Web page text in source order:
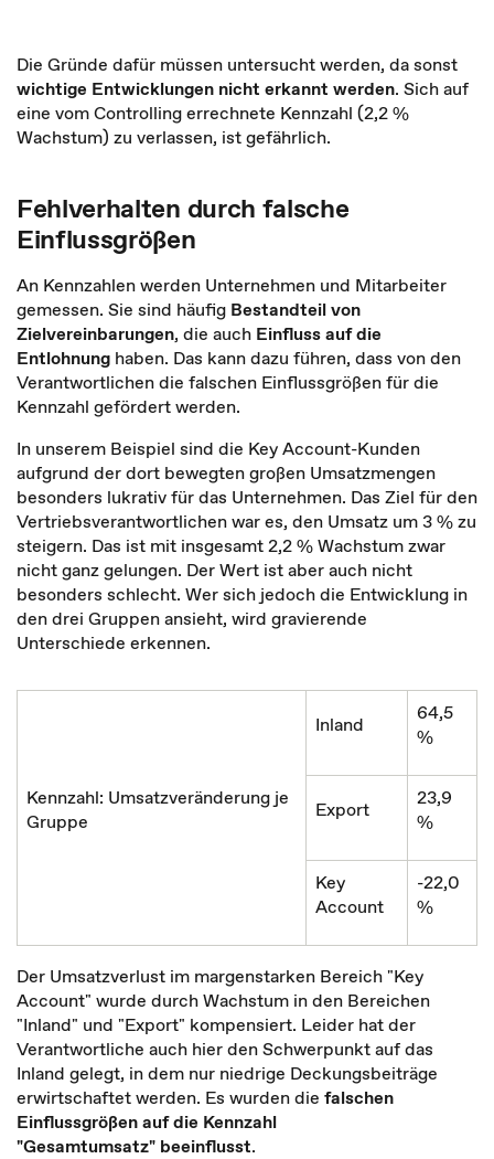
Die Gründe dafür müssen untersucht werden, da sonst
wichtige Entwicklungen nicht erkannt werden. Sich auf
eine vom Controlling errechnete Kennzahl (2,2 %
Wachstum) zu verlassen, ist gefährlich.
Fehlverhalten durch falsche
Einflussgrößen
An Kennzahlen werden Unternehmen und Mitarbeiter
gemessen. Sie sind häufig Bestandteil von
Zielvereinbarungen, die auch Einfluss auf die
Entlohnung haben. Das kann dazu führen, dass von den
Verantwortlichen die falschen Einflussgrößen für die
Kennzahl gefördert werden.
In unserem Beispiel sind die Key Account-Kunden
aufgrund der dort bewegten großen Umsatzmengen
besonders lukrativ für das Unternehmen. Das Ziel für den
Vertriebsverantwortlichen war es, den Umsatz um 3 % zu
steigern. Das ist mit insgesamt 2,2 % Wachstum zwar
nicht ganz gelungen. Der Wert ist aber auch nicht
besonders schlecht. Wer sich jedoch die Entwicklung in
den drei Gruppen ansieht, wird gravierende
Unterschiede erkennen.
Kennzahl: Umsatzveränderung je
Gruppe
Inland
64,5
%
Export
23,9
%
Key
Account
-22,0
%
Der Umsatzverlust im margenstarken Bereich "Key
Account" wurde durch Wachstum in den Bereichen
"Inland" und "Export" kompensiert. Leider hat der
Verantwortliche auch hier den Schwerpunkt auf das
Inland gelegt, in dem nur niedrige Deckungsbeiträge
erwirtschaftet werden. Es wurden die falschen
Einflussgrößen auf die Kennzahl
"Gesamtumsatz" beeinflusst.